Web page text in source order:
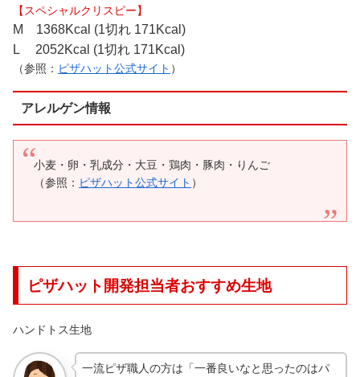
【スペシャルクリスピー】
M 1368Kcal (1切れ 171Kcal)
L 2052Kcal (1切れ 171Kcal)
（参照： ピザハット公式サイト ）
アレルゲン情報
小麦・卵・乳成分・大豆・鶏肉・豚肉・りんご
（参照： ピザハット公式サイト ）
ピザハット開発担当者おすすめ生地
ハンドトス生地
一流ピザ職人の方は「一番良いなと思ったのはパ